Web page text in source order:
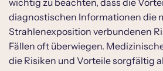
wichtig zu beachten, dass die
diagnostischen Informationen die
Strahlenexposition verbundenen
Fällen oft überwiegen.
die Risiken und Vorteile sorgfältig